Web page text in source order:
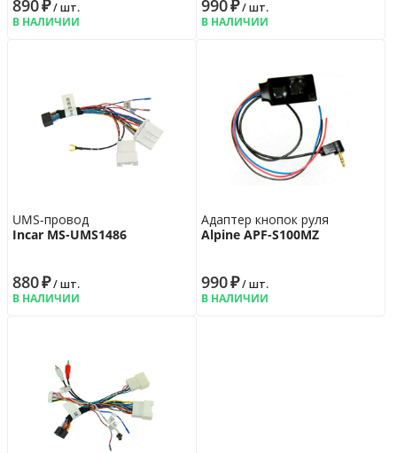
890₽/ шт.
В НАЛИЧИИ
990₽/ шт.
В НАЛИЧИИ
UMS-провод
Incar MS-UMS1486
880₽/ шт.
В НАЛИЧИИ
Адаптер кнопок руля
Alpine APF-S100MZ
990₽/ шт.
В НАЛИЧИИ